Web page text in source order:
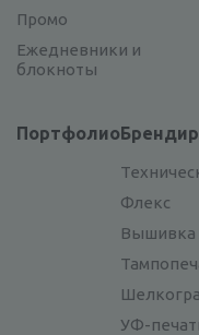
Промо
Ежедневники и
блокноты
Портфолио
Флекс
Вышивка
УФ-